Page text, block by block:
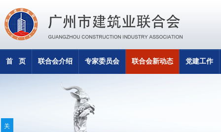
首 页 联合会介绍 专家委员会 联合会新动态 党建工作
关